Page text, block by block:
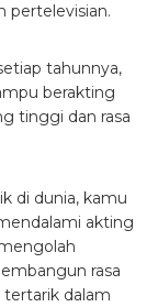
pertelevisian.
tahunnya,
berakting
tinggi dan rasa
di dunia, kamu
akting
rasa
tertarik dalam